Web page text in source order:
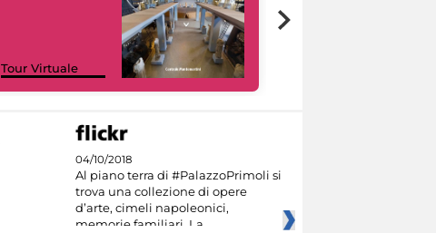
Tour Virtuale
04/10/2018
Al piano terra di #PalazzoPrimoli si
trova una collezione di opere
d’arte, cimeli napoleonici,
memorie familiari. La